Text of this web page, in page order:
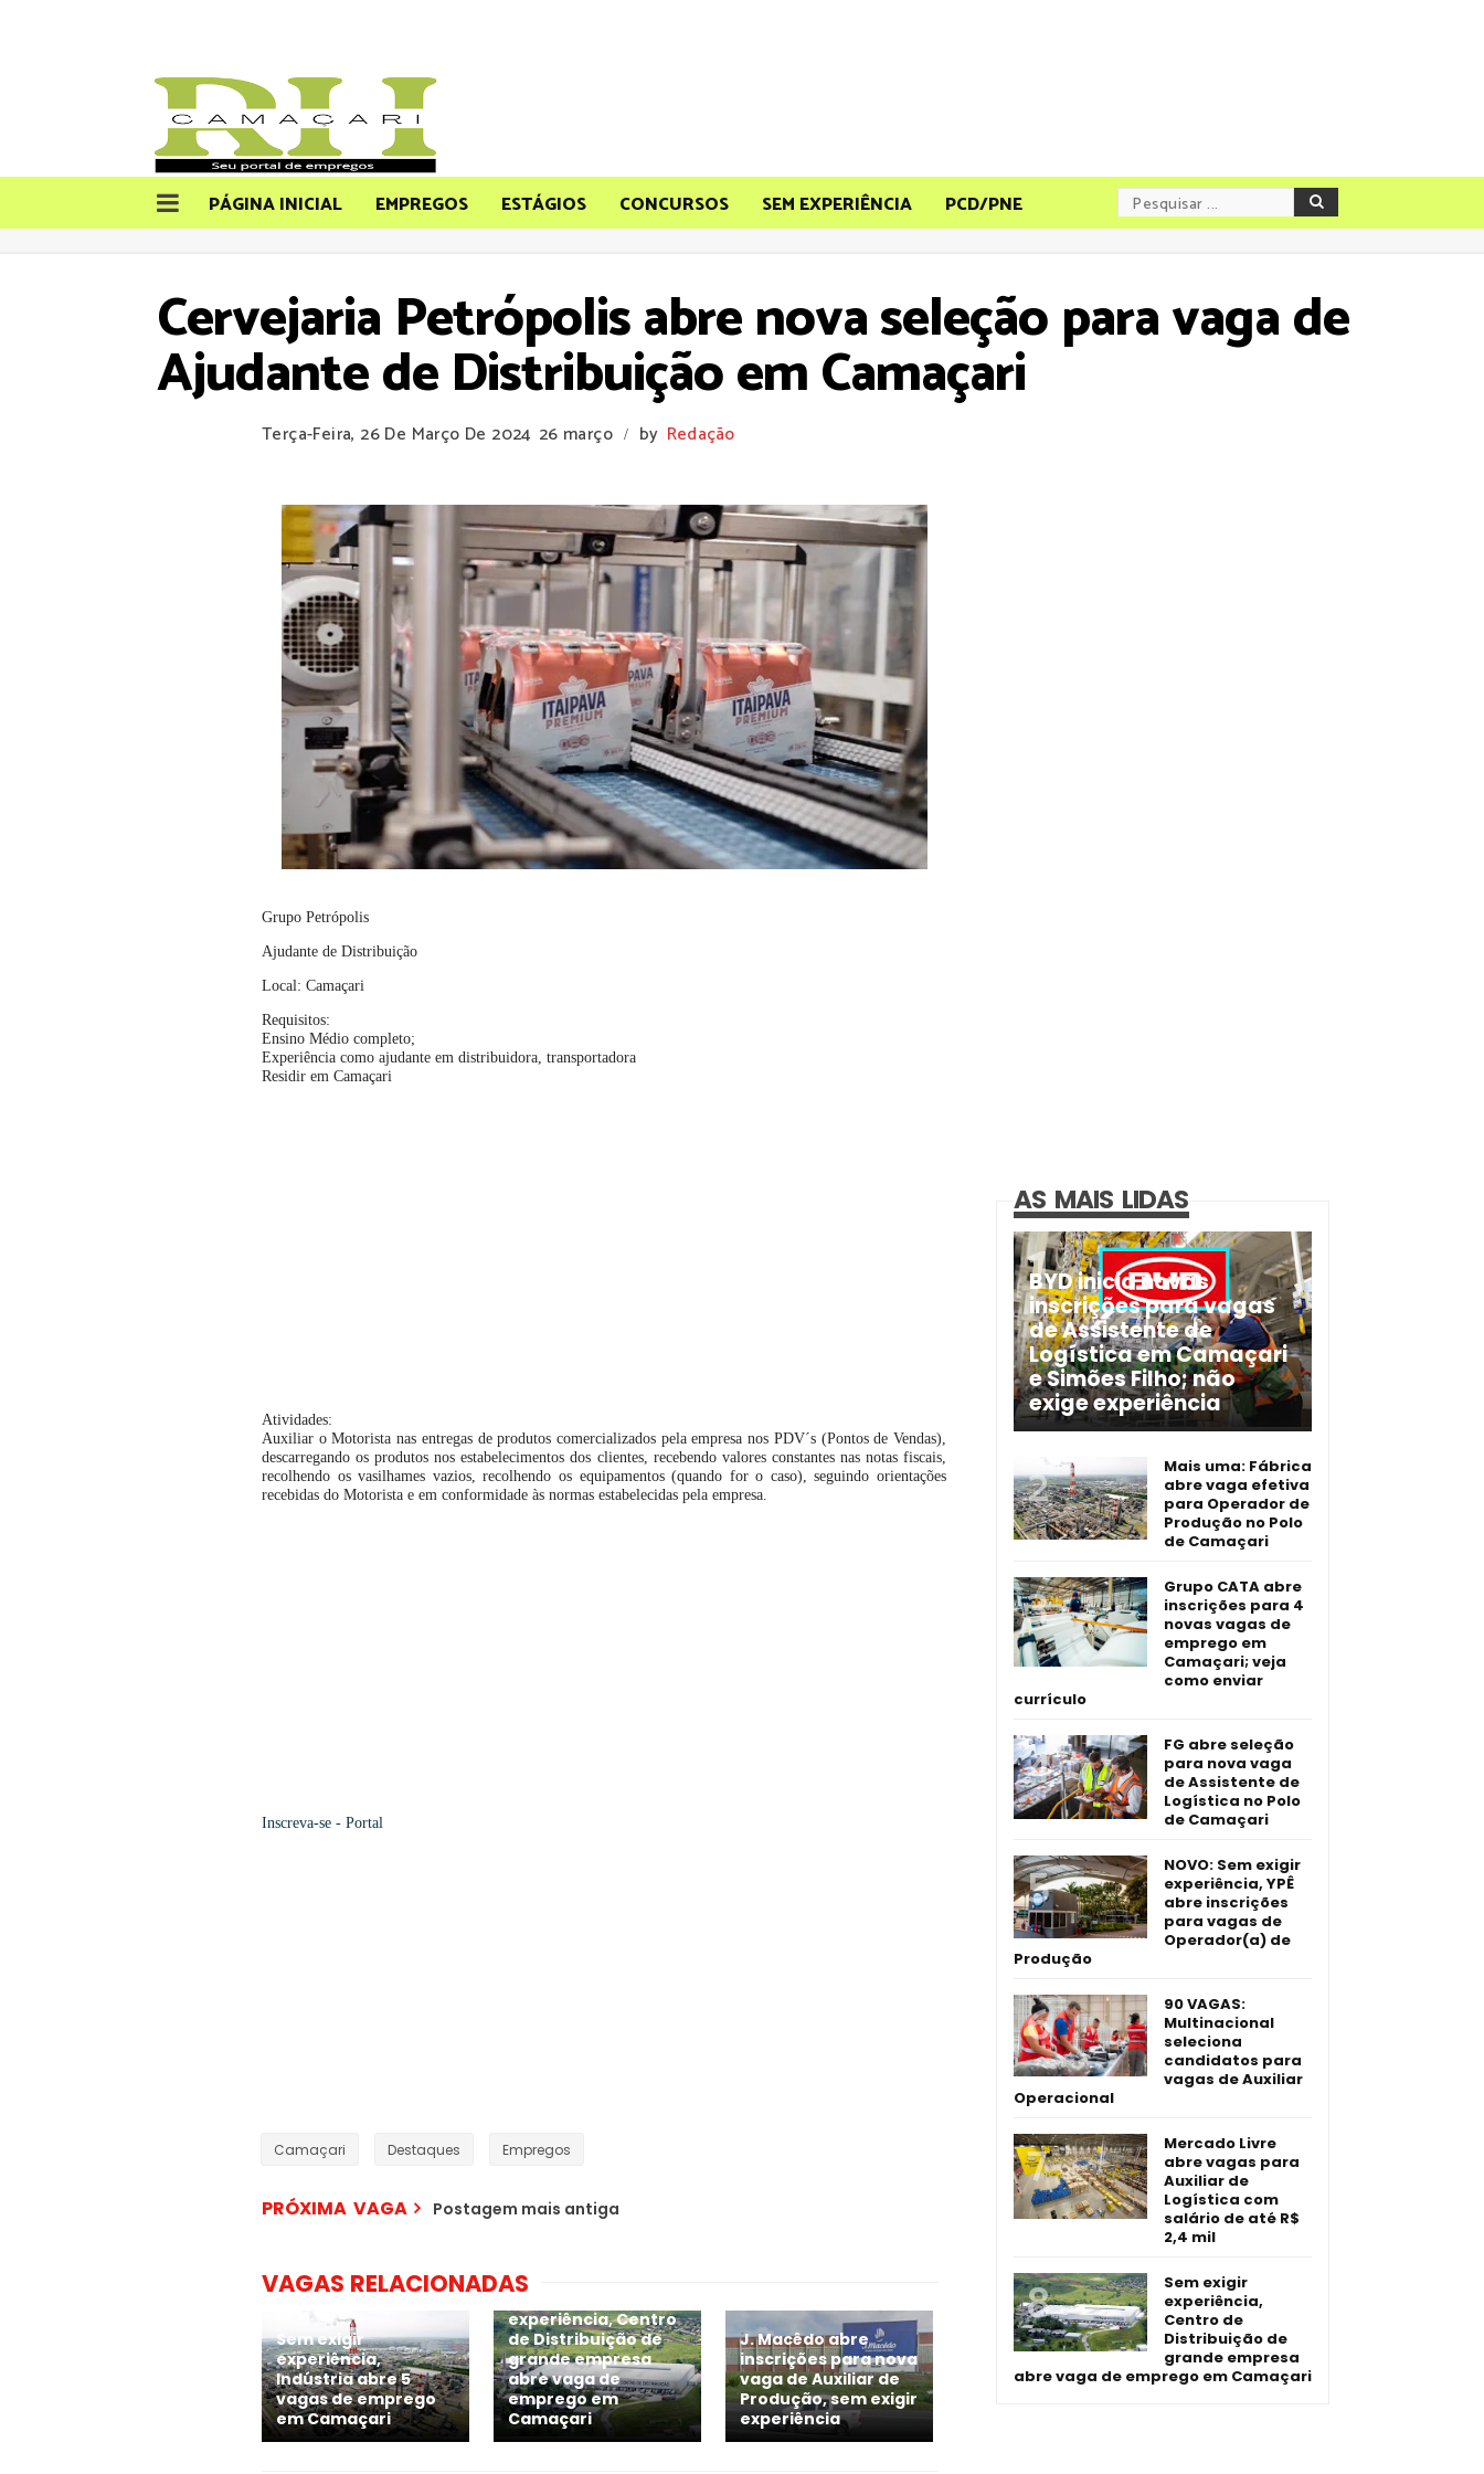
PÁGINA INICIAL EMPREGOS ESTÁGIOS CONCURSOS SEM EXPERIÊNCIA PCD/PNE
Cervejaria Petrópolis abre nova seleção para vaga de
Ajudante de Distribuição em Camaçari
Terça-Feira, 26 De Março De 2024 26 março / by Redação
Grupo Petrópolis
Ajudante de Distribuição
Local: Camaçari
Requisitos:
Ensino Médio completo;
Experiência como ajudante em distribuidora, transportadora
Residir em Camaçari
Atividades:
Auxiliar o Motorista nas entregas de produtos comercializados pela empresa nos PDV´s (Pontos de Vendas),
descarregando os produtos nos estabelecimentos dos clientes, recebendo valores constantes nas notas fiscais,
recolhendo os vasilhames vazios, recolhendo os equipamentos (quando for o caso), seguindo orientações
recebidas do Motorista e em conformidade às normas estabelecidas pela empresa.
Inscreva-se - Portal
Camaçari Destaques Empregos
PRÓXIMA VAGA Postagem mais antiga
VAGAS RELACIONADAS
Sem exigir
experiência,
Indústria abre 5
vagas de emprego
em Camaçari
experiência, Centro
de Distribuição de
grande empresa
abre vaga de
emprego em
Camaçari
J. Macêdo abre
inscrições para nova
vaga de Auxiliar de
Produção, sem exigir
experiência
AS MAIS LIDAS
BYD inicia novas
inscrições para vagas
de Assistente de
Logística em Camaçari
e Simões Filho; não
exige experiência
Mais uma: Fábrica
abre vaga efetiva
para Operador de
Produção no Polo
de Camaçari
Grupo CATA abre
inscrições para 4
novas vagas de
emprego em
Camaçari; veja
como enviar
currículo
FG abre seleção
para nova vaga
de Assistente de
Logística no Polo
de Camaçari
NOVO: Sem exigir
experiência, YPÊ
abre inscrições
para vagas de
Operador(a) de
Produção
90 VAGAS:
Multinacional
seleciona
candidatos para
vagas de Auxiliar
Operacional
Mercado Livre
abre vagas para
Auxiliar de
Logística com
salário de até R$
2,4 mil
Sem exigir
experiência,
Centro de
Distribuição de
grande empresa
abre vaga de emprego em Camaçari